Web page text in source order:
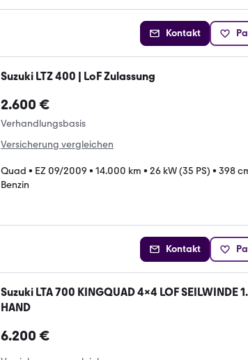
Kontakt
Suzuki LTZ 400 | LoF Zulassung
2.600 €
Verhandlungsbasis
Versicherung vergleichen
Quad • EZ 09/2009 • 14.000 km • 26 kW (35 PS) • 398
Benzin
Kontakt
Suzuki LTA 700 KINGQUAD 4x4 LOF SEILWINDE 1.
HAND
6.200 €